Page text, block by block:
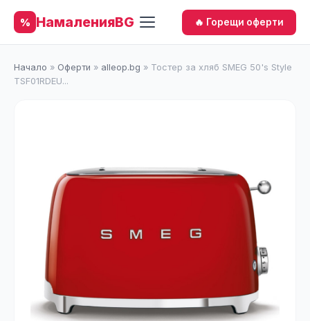
% НамаленияBG 🔥 Горещи оферти
Начало » Оферти » alleop.bg » Тостер за хляб SMEG 50's Style
TSF01RDEU...